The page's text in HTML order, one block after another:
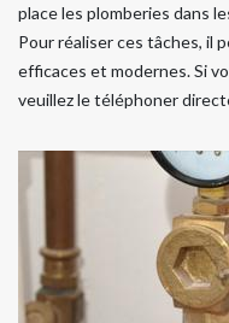
place les plomberies dans
Pour réaliser ces tâches, il
efficaces et modernes. Si
veuillez le téléphoner